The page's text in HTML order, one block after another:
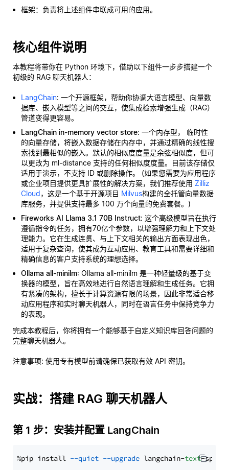
框架：负责将上述组件串联成可用的应用。
核心组件说明
本教程将带你在 Python 环境下，借助以下组件一步步搭建一个
初级的 RAG 聊天机器人：
LangChain: 一个开源框架，帮助你协调大语言模型、向量数
据库、嵌入模型等之间的交互，使集成检索增强生成（RAG）
管道变得更容易。
LangChain in-memory vector store: 一个内存型， 临时性
的向量存储，将嵌入数据存储在内存中，并通过精确的线性搜
索找到最相似的嵌入。默认的相似度度量是余弦相似度，但可
以更改为 ml-distance 支持的任何相似度度量。目前该存储仅
适用于演示，不支持 ID 或删除操作。 (如果您需要为应用程序
或企业项目提供更具扩展性的解决方案，我们推荐使用 Zilliz
Cloud，这是一个基于开源项目 Milvus构建的全托管向量数据
库服务，并提供支持最多 100 万个向量的免费套餐。)
Fireworks AI Llama 3.1 70B Instruct: 这个高级模型旨在执行
遵循指令的任务，拥有70亿个参数，以增强理解力和上下文处
理能力。它在生成连贯、与上下文相关的输出方面表现出色，
适用于复杂查询，使其成为互动应用、教育工具和需要详细和
精确信息的客户支持系统的理想选择。
Ollama all-minilm: Ollama all-minilm 是一种轻量级的基于变
换器的模型，旨在高效地进行自然语言理解和生成任务。它拥
有紧凑的架构，擅长于计算资源有限的场景，因此非常适合移
动应用程序和实时聊天机器人，同时在语言任务中保持竞争力
的表现。
完成本教程后，你将拥有一个能够基于自定义知识库回答问题的
完整聊天机器人。
注意事项: 使用专有模型前请确保已获取有效 API 密钥。
实战：搭建 RAG 聊天机器人
第 1 步：安装并配置 LangChain
%pip install --quiet --upgrade langchain-text